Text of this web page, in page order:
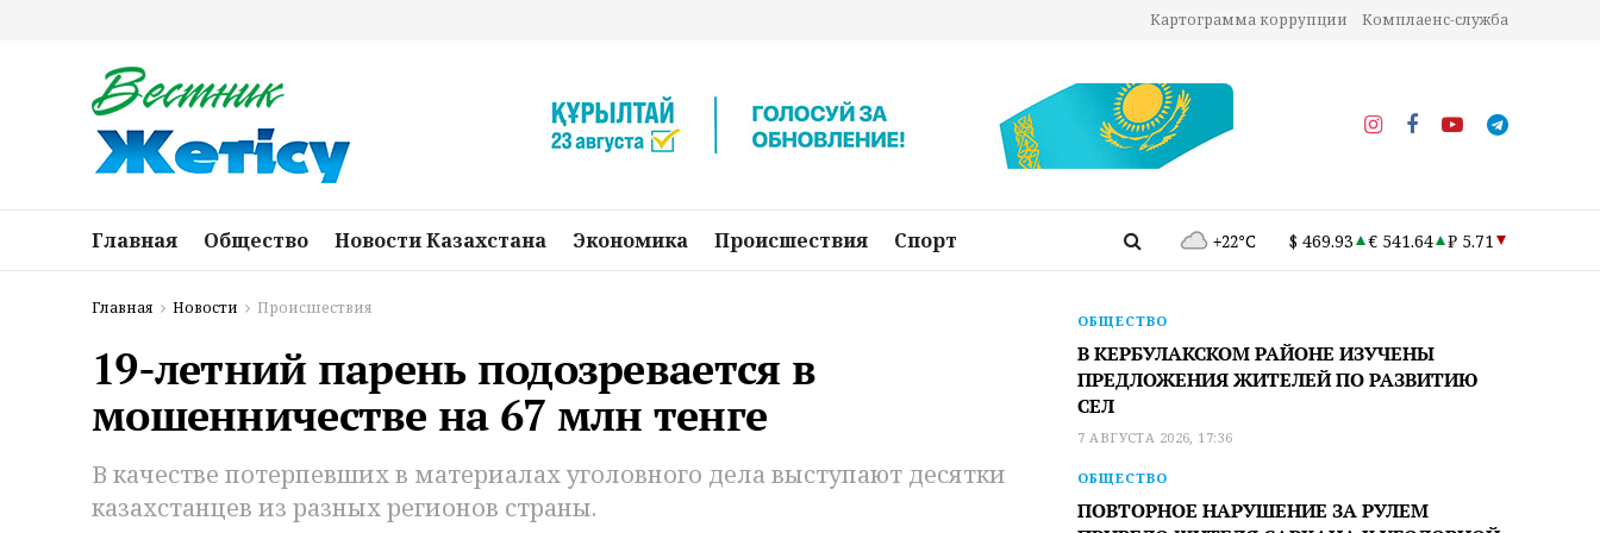
Картограмма коррупции Комплаенс-служба
Главная Общество Новости Казахстана Экономика Происшествия Спорт +22°C $ 469.93 € 541.64 ₽ 5.71
Главная Новости Происшествия
19-летний парень подозревается в
мошенничестве на 67 млн тенге
В качестве потерпевших в материалах уголовного дела выступают десятки
казахстанцев из разных регионов страны.
ОБЩЕСТВО
В КЕРБУЛАКСКОМ РАЙОНЕ ИЗУЧЕНЫ
ПРЕДЛОЖЕНИЯ ЖИТЕЛЕЙ ПО РАЗВИТИЮ
СЕЛ
7 АВГУСТА 2026, 17:36
ОБЩЕСТВО
ПОВТОРНОЕ НАРУШЕНИЕ ЗА РУЛЕМ